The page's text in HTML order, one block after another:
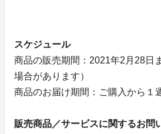
スケジュール
商品の販売期間：2021年2月28日
場合があります）
商品のお届け期間：ご購入から１
販売商品／サービスに関するお問